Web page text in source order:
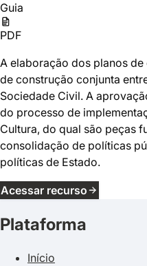
Guia
PDF
A elaboração dos planos
de construção conjunta
Sociedade Civil. A
do processo de
Cultura, do qual são peças
consolidação de políticas
políticas de Estado.
Acessar recurso
Plataforma
Início